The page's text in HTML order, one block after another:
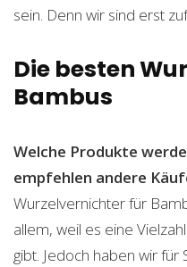
sein. Denn wir sind erst
Die besten
Bambus
Welche Produkte
empfehlen andere
Wurzelvernichter für
allem, weil es eine
gibt. Jedoch haben wir